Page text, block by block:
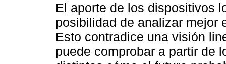
El aporte de los dispositivos
posibilidad de analizar mejor
Esto contradice una visión
puede comprobar a partir de